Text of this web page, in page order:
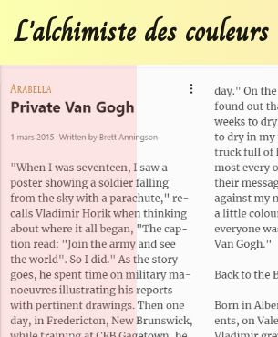
L'alchimiste des couleurs